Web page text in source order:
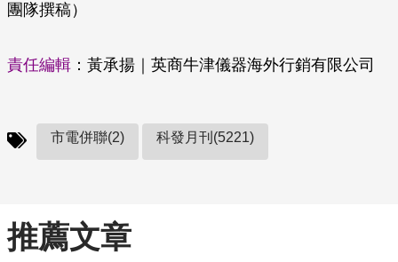
團隊撰稿）
責任編輯 ：黃承揚｜英商牛津儀器海外行銷有限公司
市電併聯(2) 科發月刊(5221)
推薦文章